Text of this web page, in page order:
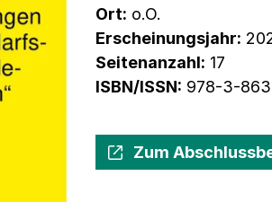
Ort: o.O.
Erscheinungsjahr:
Seitenanzahl: 17
ISBN/ISSN: 978-3-
Zum